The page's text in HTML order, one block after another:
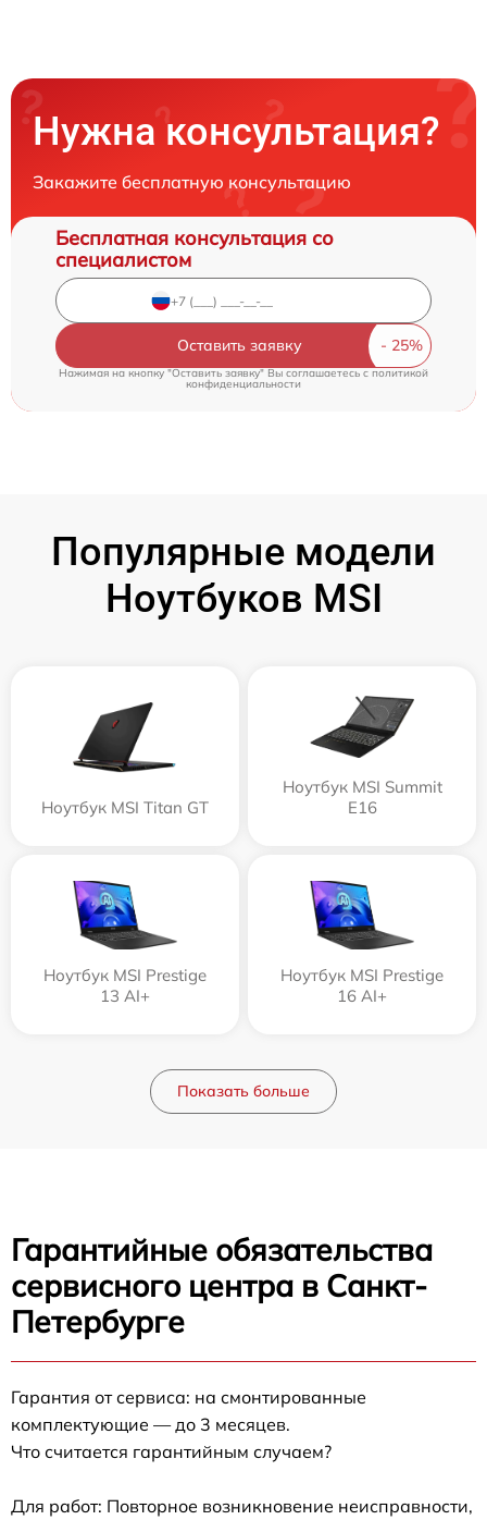
Нужна консультация?
Закажите бесплатную консультацию
Бесплатная консультация со
специалистом
Оставить заявку
Нажимая на кнопку "Оставить заявку" Вы соглашаетесь c политикой
конфиденциальности
Популярные модели
Ноутбуков MSI
Ноутбук MSI Titan GT
Ноутбук MSI Summit
E16
Ноутбук MSI Prestige
13 AI+
Ноутбук MSI Prestige
16 AI+
Показать больше
Гарантийные обязательства
сервисного центра в Санкт-
Петербурге
Гарантия от сервиса: на смонтированные
комплектующие — до 3 месяцев.
Что считается гарантийным случаем?
Для работ: Повторное возникновение неисправности,